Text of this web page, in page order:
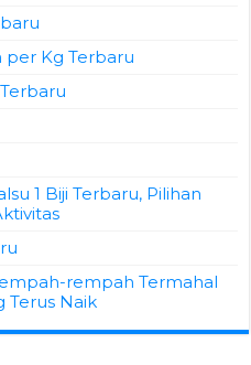
per Kg Terbaru
1 Biji Terbaru, Pilihan
rempah Termahal
Terus Naik